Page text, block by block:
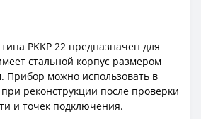
PKKP 22 предназначен для
стальной корпус размером
Прибор можно использовать в
реконструкции после проверки
и точек подключения.